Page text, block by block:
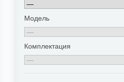
Модель
Комплектация